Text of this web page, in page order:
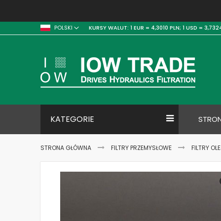
POLSKI KURSY WALUT: 1 EUR = 4,3010 PLN; 1 USD =
KATEGORIE
STRONA GŁÓWNA FILTRY PRZEMYSŁOWE FILTRY